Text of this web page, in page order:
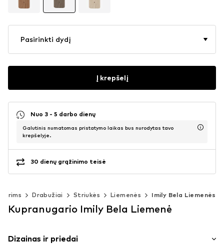
Pasirinkti dydį
Į krepšelį
Nuo 3 - 5 darbo dienų
Galutinis numatomas pristatymo laikas bus nurodytas tavo
krepšelyje.
30 dienų grąžinimo teisė
Drabužiai Striukės Liemenės Imily Bela Liemenės
Kupranugario Imily Bela Liemenė
Dizainas ir priedai